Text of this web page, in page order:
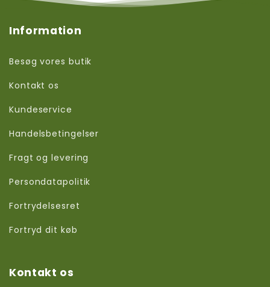
Information
Besøg vores butik
Kontakt os
Kundeservice
Handelsbetingelser
Fragt og levering
Persondatapolitik
Fortrydelsesret
Fortryd dit køb
Kontakt os